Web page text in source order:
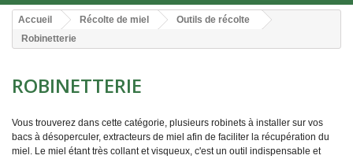
Accueil Récolte de miel
Outils de récolte
Robinetterie
ROBINETTERIE
Vous trouverez dans cette catégorie, plusieurs robinets à installer sur vos
bacs à désoperculer, extracteurs de miel afin de faciliter la récupération du
miel. Le miel étant très collant et visqueux, c'est un outil indispensable et